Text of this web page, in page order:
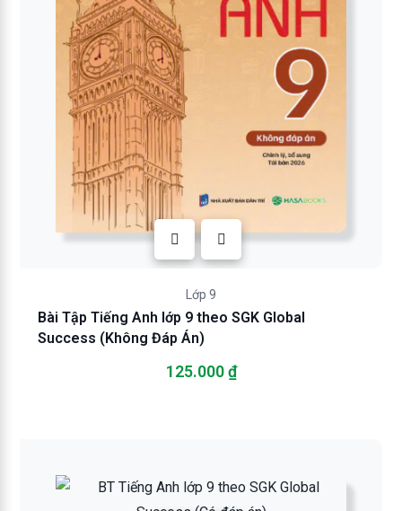
Lớp 9
Bài Tập Tiếng Anh lớp 9 theo SGK Global
Success (Không Đáp Án)
125.000₫